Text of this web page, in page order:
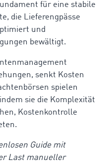
für eine stabile
die Lieferengpässe
und
bewältigt.
senkt Kosten
spielen
sie die Komplexität
Kostenkontrolle
Guide mit
Last manueller